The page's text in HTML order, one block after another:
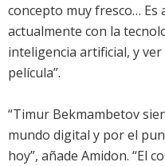
concepto muy fresco… Es
actualmente con la
inteligencia artificial, y
película”.
“Timur Bekmambetov
mundo digital y por el
hoy”, añade Amidon. “El